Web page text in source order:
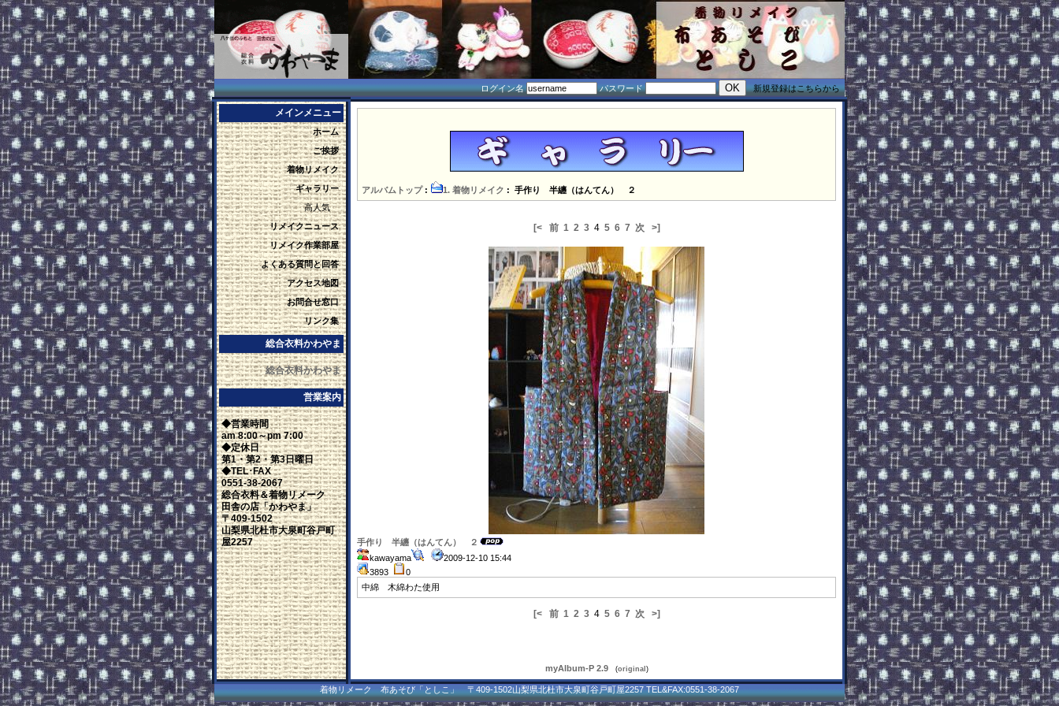
ログイン名 パスワード 新規登録はこちらから
メインメニュー
ホーム
ご挨拶
着物リメイク
ギャラリー
高人気
リメイクニュース
リメイク作業部屋
よくある質問と回答
アクセス地図
お問合せ窓口
リンク集
総合衣料かわやま
総合衣料かわやま
営業案内
◆営業時間
am 8:00～pm 7:00
◆定休日
第1・第2・第3日曜日
◆TEL･FAX
0551-38-2067
総合衣料＆着物リメーク
田舎の店「かわやま」
〒409-1502
山梨県北杜市大泉町谷戸町
屋2257
アルバムトップ: 1. 着物リメイク : 手作り 半纏（はんてん） ２
[< 前 1 2 34 5 6 7 次 >]
手作り 半纏（はんてん） ２
kawayama
2009-12-10 15:44
3893
0
中綿 木綿わた使用
[< 前 1 2 34 5 6 7 次 >]
myAlbum-P 2.9 (original )
着物リメーク 布あそび「としこ」 〒409-1502山梨県北杜市大泉町谷戸町屋2257 TEL&FAX:0551-38-2067